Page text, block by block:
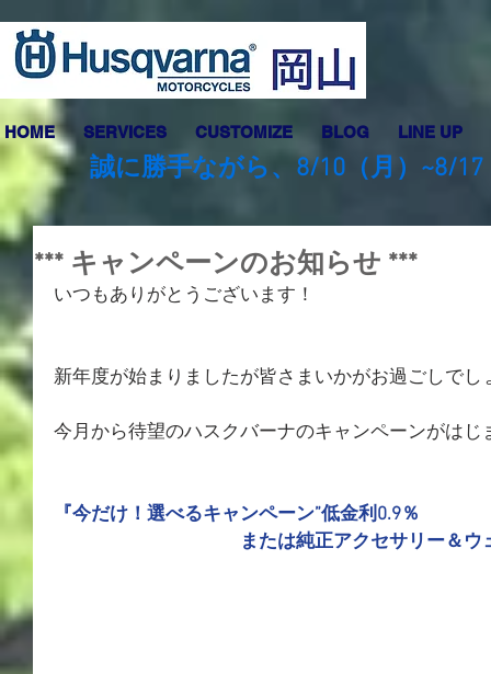
HOME SERVICES CUSTOMIZE BLOG LINE UP
誠に勝手ながら、8/10（月）~8/
*** キャンペーンのお知らせ ***
いつもありがとうございます！
新年度が始まりましたが皆さまいかがお過ごしでし
今月から待望のハスクバーナのキャンペーンがはじ
『今だけ！選べるキャンペーン”低金利0.9％
または純正アクセサリー＆ウェア